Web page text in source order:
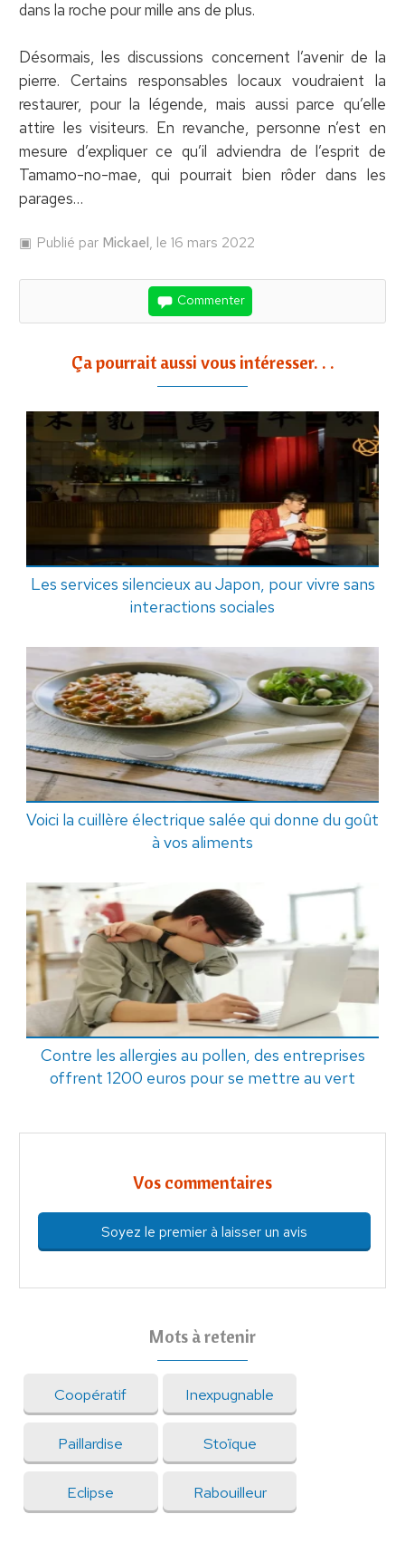
dans la roche pour mille ans de plus.
Désormais, les discussions concernent l’avenir de la
pierre. Certains responsables locaux voudraient la
restaurer, pour la légende, mais aussi parce qu’elle
attire les visiteurs. En revanche, personne n’est en
mesure d’expliquer ce qu’il adviendra de l’esprit de
Tamamo-no-mae, qui pourrait bien rôder dans les
parages…
Publié par Mickael, le 16 mars 2022
Commenter
Ça pourrait aussi vous intéresser. . .
Les services silencieux au Japon, pour vivre sans
interactions sociales
Voici la cuillère électrique salée qui donne du goût
à vos aliments
Contre les allergies au pollen, des entreprises
offrent 1200 euros pour se mettre au vert
Vos commentaires
Soyez le premier à laisser un avis
Mots à retenir
Coopératif Inexpugnable
Paillardise Stoïque
Eclipse Rabouilleur